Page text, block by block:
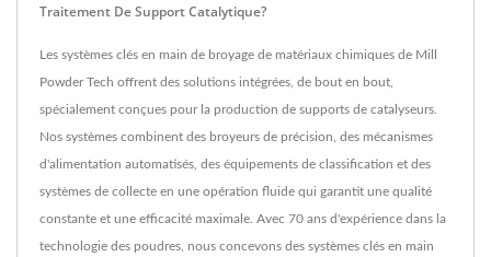
Traitement De Support Catalytique?
Les systèmes clés en main de broyage de matériaux chimiques de Mill
Powder Tech offrent des solutions intégrées, de bout en bout,
spécialement conçues pour la production de supports de catalyseurs.
Nos systèmes combinent des broyeurs de précision, des mécanismes
d'alimentation automatisés, des équipements de classification et des
systèmes de collecte en une opération fluide qui garantit une qualité
constante et une efficacité maximale. Avec 70 ans d'expérience dans la
technologie des poudres, nous concevons des systèmes clés en main